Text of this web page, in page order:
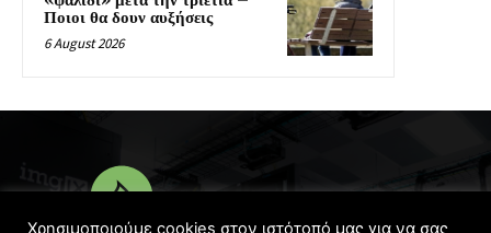
Ποιοι θα δουν αυξήσεις
6 August 2026
Χρησιμοποιούμε cookies στον ιστότοπό μας για να σας